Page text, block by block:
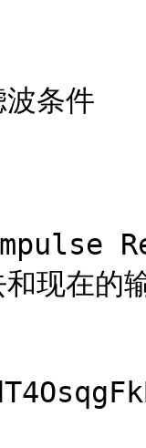
条件
现在的